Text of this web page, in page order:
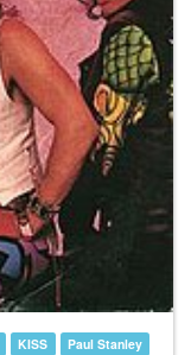
KISS
Paul Stanley